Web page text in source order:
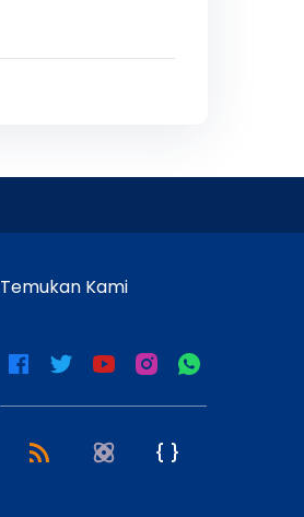
Temukan Kami